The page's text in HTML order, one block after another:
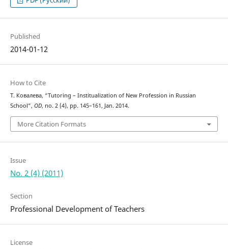
Published
2014-01-12
How to Cite
Т. Ковалева, “Tutoring – Institualization of New Profession in Russian
School”, OD, no. 2 (4), pp. 145–161, Jan. 2014.
More Citation Formats
Issue
No. 2 (4) (2011)
Section
Professional Development of Teachers
License